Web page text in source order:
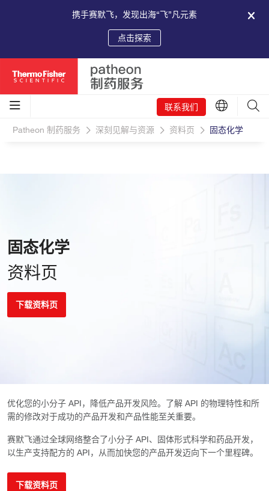
携手赛默飞，发现出海“飞”凡元素
点击探索
联系我们
Patheon 制药服务 深刻见解与资源 资料页 固态化学
固态化学
资料页
下载资料页
优化您的小分子 API，降低产品开发风险。了解 API 的物理特性和所
需的修改对于成功的产品开发和产品性能至关重要。
赛默飞通过全球网络整合了小分子 API、固体形式科学和药品开发，
以生产支持配方的 API，从而加快您的产品开发迈向下一个里程碑。
下载资料页